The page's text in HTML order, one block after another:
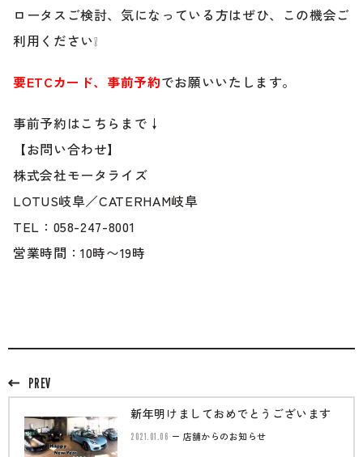
ロータスご検討、気になっている方はぜひ、この機会ご
利用ください❕
要ETCカード、事前予約でお願いいたします。
事前予約はこちらまで↓
【お問い合わせ】
株式会社モータライズ
LOTUS岐阜／CATERHAM岐阜
TEL：058-247-8001
営業時間：10時〜19時
PREV
新年明けましておめでとうございます
2021.01.06 店舗からのお知らせ